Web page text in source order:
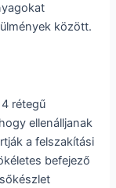
között.
rétegű
ellenálljanak
a felszakítási
befejező